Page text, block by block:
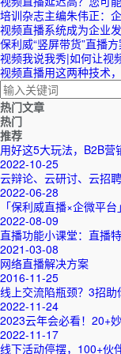
培训杂志主编朱伟正：
视频直播系统成为企业
保利威“竖屏带货”直播
视频我说我秀|如何让视
视频直播用这两种技术
热门文章
热门
推荐
用好这5大玩法，B2B营
2022-10-25
云辩论、云研讨、云招
2022-06-28
「保利威直播×企微平
2022-08-09
直播功能小课堂：直播
2021-03-08
网络直播解决方案
2016-11-25
线上交流陷瓶颈？3招助
2022-11-24
2023云年会必看！20+
2022-11-17
线下活动停摆，100+伙